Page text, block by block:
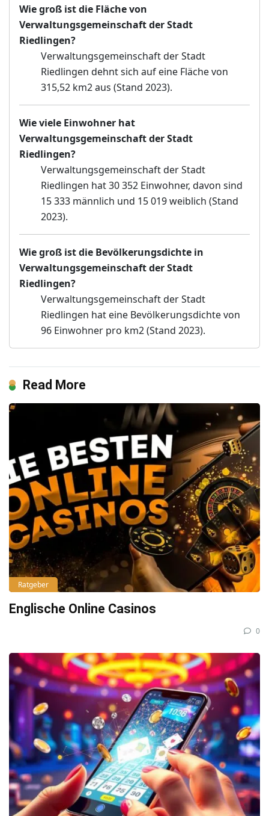
Wie groß ist die Fläche von
Verwaltungsgemeinschaft der Stadt
Riedlingen?
Verwaltungsgemeinschaft der Stadt
Riedlingen dehnt sich auf eine Fläche von
315,52 km2 aus (Stand 2023).
Wie viele Einwohner hat
Verwaltungsgemeinschaft der Stadt
Riedlingen?
Verwaltungsgemeinschaft der Stadt
Riedlingen hat 30 352 Einwohner, davon sind
15 333 männlich und 15 019 weiblich (Stand
2023).
Wie groß ist die Bevölkerungsdichte in
Verwaltungsgemeinschaft der Stadt
Riedlingen?
Verwaltungsgemeinschaft der Stadt
Riedlingen hat eine Bevölkerungsdichte von
96 Einwohner pro km2 (Stand 2023).
Read More
Ratgeber
Englische Online Casinos
0